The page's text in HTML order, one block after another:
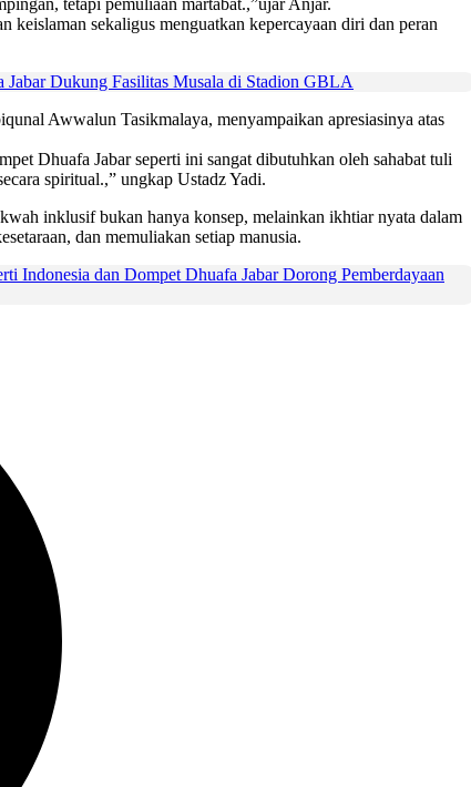
keislaman sekaligus menguatkan kepercayaan diri dan peran
Dukung Fasilitas Musala di Stadion GBLA
Awwalun Tasikmalaya, menyampaikan apresiasinya atas
Dhuafa Jabar seperti ini sangat dibutuhkan oleh sahabat tuli
spiritual.,” ungkap Ustadz Yadi.
inklusif bukan hanya konsep, melainkan ikhtiar nyata dalam
dan memuliakan setiap manusia.
Indonesia dan Dompet Dhuafa Jabar Dorong Pemberdayaan